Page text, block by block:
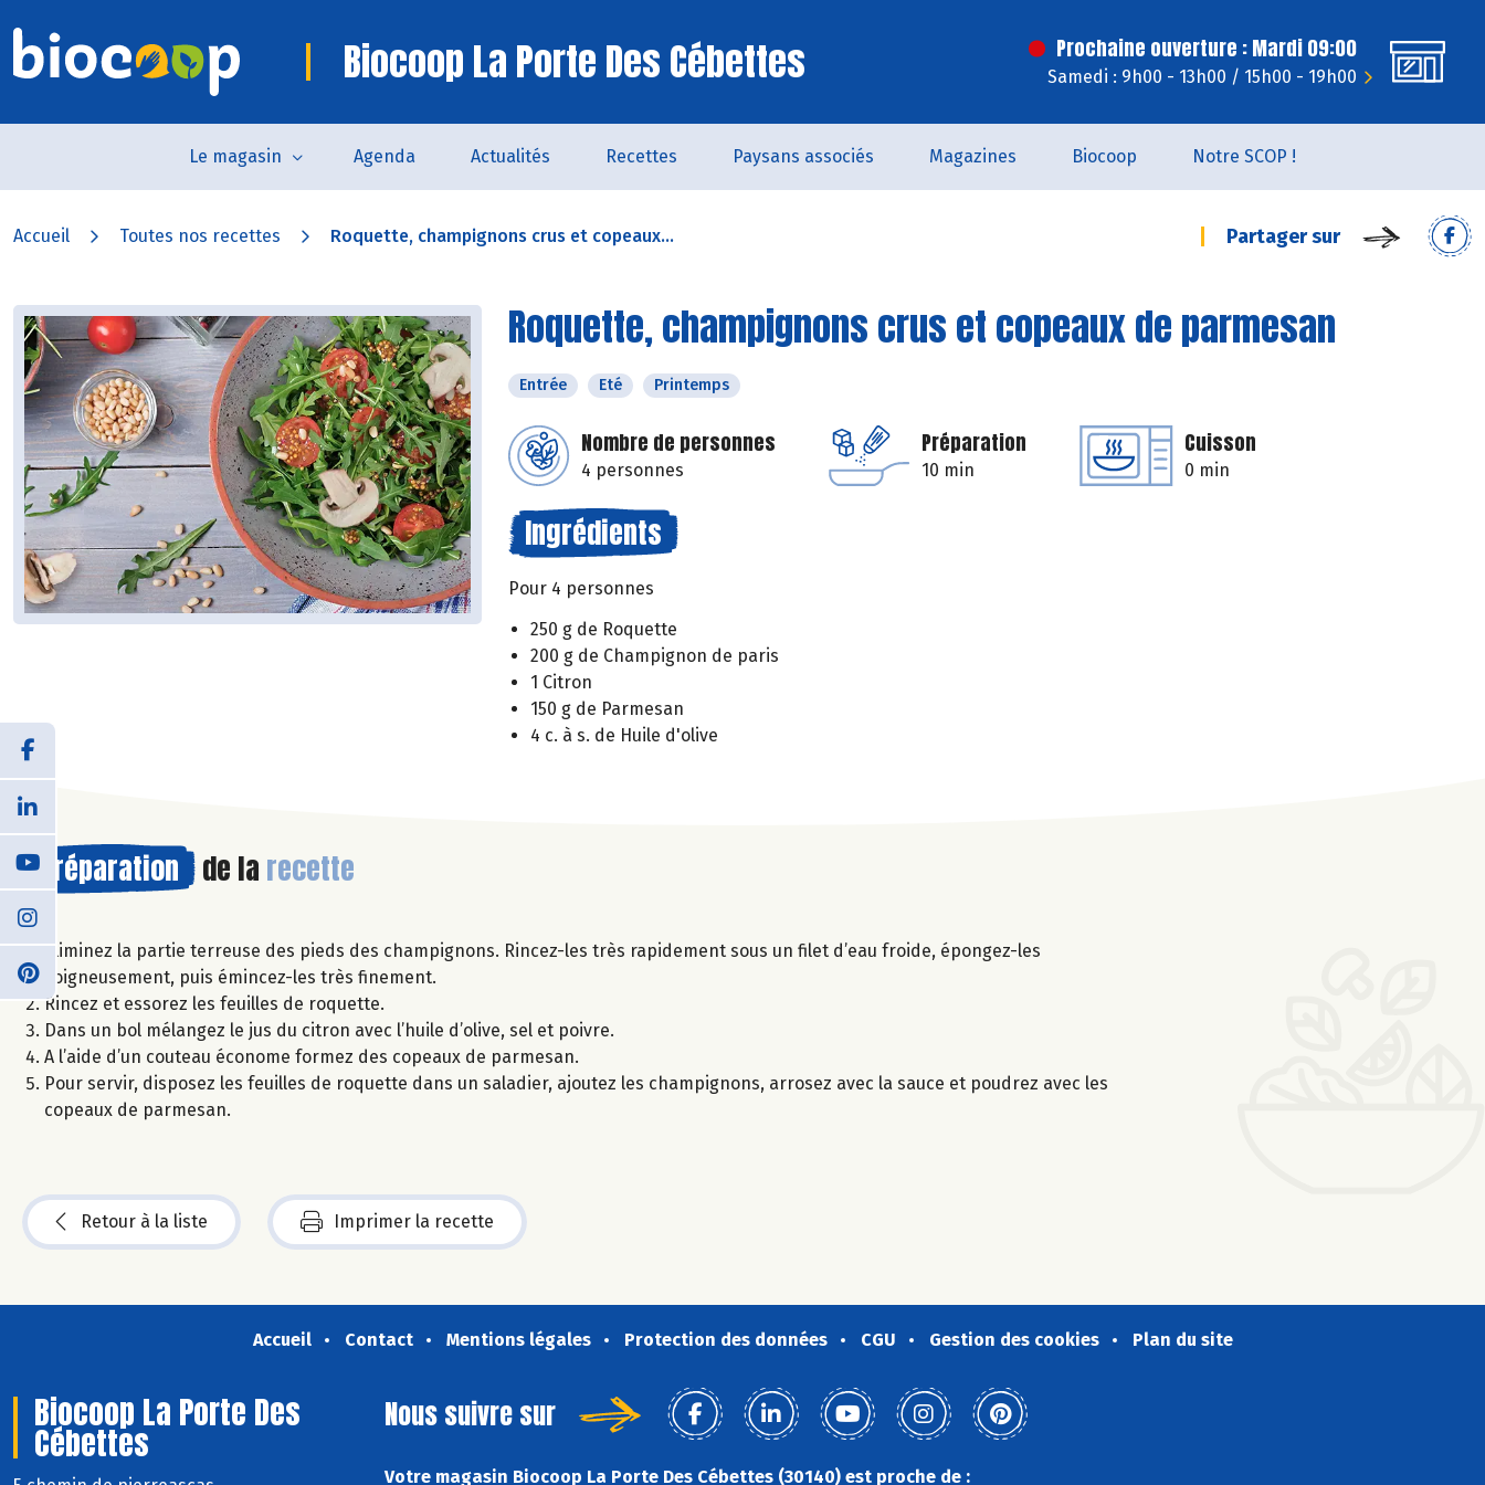
Biocoop La Porte Des Cébettes Prochaine ouverture : Mardi 09:00
Samedi : 9h00 - 13h00 / 15h00 - 19h00
Le magasin Agenda Actualités Recettes Paysans associés Magazines Biocoop Notre SCOP !
Accueil Toutes nos recettes Roquette, champignons crus et copeaux... Partager sur
Roquette, champignons crus et copeaux de parmesan
Entrée Eté Printemps
Nombre de personnes
4 personnes
Préparation
10 min
Cuisson
0 min
Ingrédients
Pour 4 personnes
250 g de Roquette
200 g de Champignon de paris
1 Citron
150 g de Parmesan
4 c. à s. de Huile d'olive
Préparation de la recette
Eliminez la partie terreuse des pieds des champignons. Rincez-les très rapidement sous un filet d’eau froide, épongez-les
soigneusement, puis émincez-les très finement.
Rincez et essorez les feuilles de roquette.
Dans un bol mélangez le jus du citron avec l’huile d’olive, sel et poivre.
A l’aide d’un couteau économe formez des copeaux de parmesan.
Pour servir, disposez les feuilles de roquette dans un saladier, ajoutez les champignons, arrosez avec la sauce et poudrez avec les
copeaux de parmesan.
Retour à la liste Imprimer la recette
Accueil Contact Mentions légales Protection des données CGU Gestion des cookies Plan du site
Biocoop La Porte Des
Cébettes
Nous suivre sur
Votre magasin Biocoop La Porte Des Cébettes (30140) est proche de :